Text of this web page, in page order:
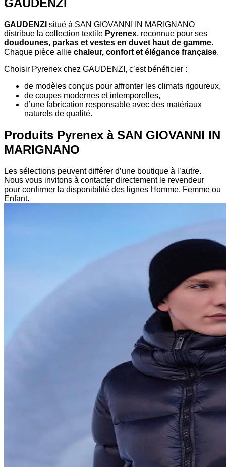
GAUDENZI
GAUDENZI situé à SAN GIOVANNI IN MARIGNANO
distribue la collection textile Pyrenex, reconnue pour ses
doudounes, parkas et vestes en duvet haut de gamme.
Chaque pièce allie chaleur, confort et élégance française.
Choisir Pyrenex chez GAUDENZI, c’est bénéficier :
de modèles conçus pour affronter les climats rigoureux,
de coupes modernes et intemporelles,
d’une fabrication responsable avec des matériaux
naturels de qualité.
Produits Pyrenex à SAN GIOVANNI IN
MARIGNANO
Les sélections peuvent différer d’une boutique à l’autre.
Nous vous invitons à contacter directement le revendeur
pour confirmer la disponibilité des lignes Homme, Femme ou
Enfant.